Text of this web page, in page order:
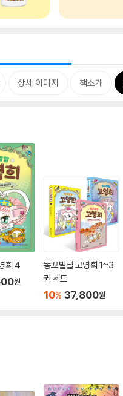
상세 이미지 책소개
희 4
원
똥꼬발랄 고영희 1~3
권 세트
10% 37,800원